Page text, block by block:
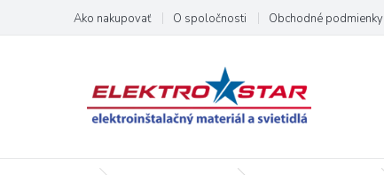
obsah
Ako nakupovať O spoločnosti Obchodné podmienky